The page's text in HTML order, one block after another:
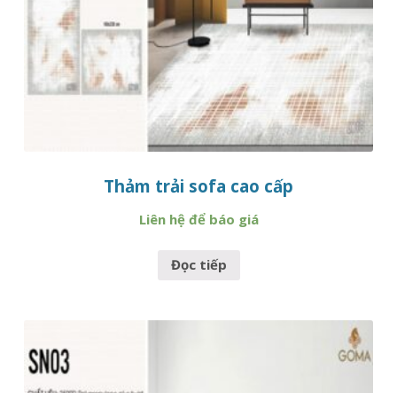
Thảm trải sofa cao cấp
Liên hệ để báo giá
Đọc tiếp